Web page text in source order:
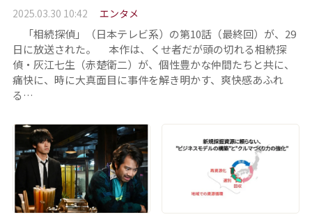
2025.03.30 10:42 エンタメ
「相続探偵」（日本テレビ系）の第10話（最終回）が、29
日に放送された。 本作は、くせ者だが頭の切れる相続探
偵・灰江七生（赤楚衛二）が、個性豊かな仲間たちと共に、
痛快に、時に大真面目に事件を解き明かす、爽快感あふれ
る…